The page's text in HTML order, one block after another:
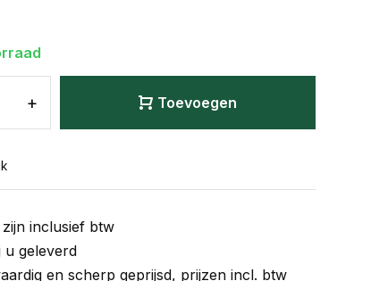
+ Toevoegen
inclusief btw
u geleverd
en scherp geprijsd, prijzen incl. btw